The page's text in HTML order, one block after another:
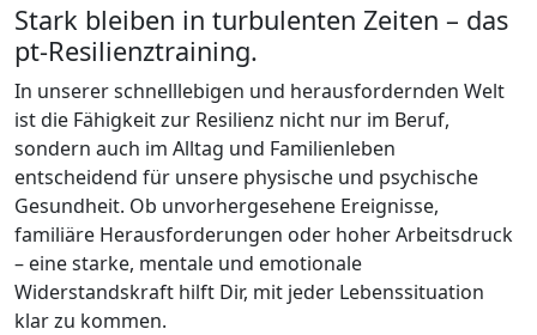
Stark bleiben in turbulenten Zeiten – das
pt-Resilienztraining.
In unserer schnelllebigen und herausfordernden Welt
ist die Fähigkeit zur Resilienz nicht nur im Beruf,
sondern auch im Alltag und Familienleben
entscheidend für unsere physische und psychische
Gesundheit. Ob unvorhergesehene Ereignisse,
familiäre Herausforderungen oder hoher Arbeitsdruck
– eine starke, mentale und emotionale
Widerstandskraft hilft Dir, mit jeder Lebenssituation
klar zu kommen.